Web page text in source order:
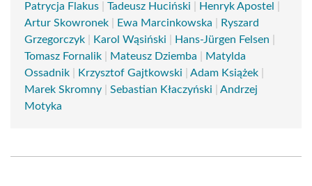
Patrycja Flakus
Tadeusz Huciński Henryk Apostel
Artur Skowronek
Ewa Marcinkowska
Ryszard
Grzegorczyk
Karol Wąsiński Hans-Jürgen Felsen
Tomasz Fornalik
Mateusz Dziemba
Matylda
Ossadnik
Krzysztof Gajtkowski Adam Książek
Marek Skromny
Sebastian Kłaczyński
Andrzej
Motyka